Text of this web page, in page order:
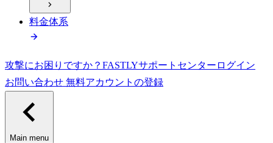
料金体系
攻撃にお困りですか？ FASTLYサポートセンター ログイン
お問い合わせ 無料アカウントの登録
Main menu